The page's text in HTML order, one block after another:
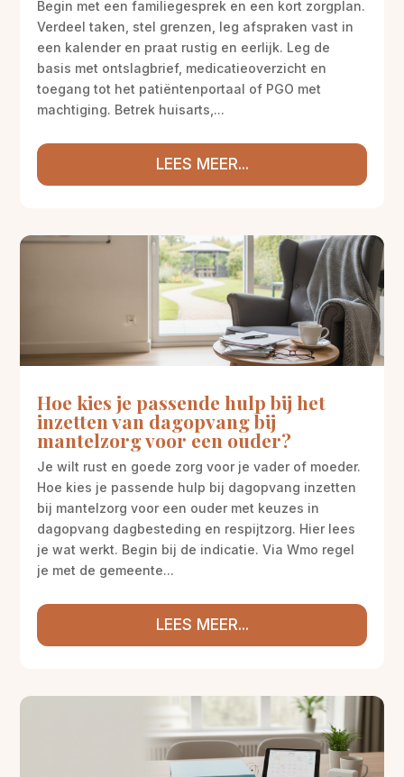
Begin met een familiegesprek en een kort zorgplan.
Verdeel taken, stel grenzen, leg afspraken vast in
een kalender en praat rustig en eerlijk. Leg de
basis met ontslagbrief, medicatieoverzicht en
toegang tot het patiëntenportaal of PGO met
machtiging. Betrek huisarts,...
LEES MEER...
Hoe kies je passende hulp bij het
inzetten van dagopvang bij
mantelzorg voor een ouder?
Je wilt rust en goede zorg voor je vader of moeder.
Hoe kies je passende hulp bij dagopvang inzetten
bij mantelzorg voor een ouder met keuzes in
dagopvang dagbesteding en respijtzorg. Hier lees
je wat werkt. Begin bij de indicatie. Via Wmo regel
je met de gemeente...
LEES MEER...